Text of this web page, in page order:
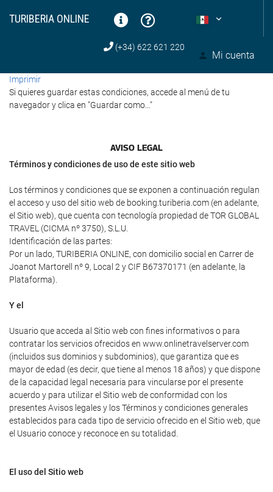
TURIBERIA ONLINE
Mi cuenta
(+34) 622 621 220
Imprimir
Si quieres guardar estas condiciones, accede al menú de tu
navegador y clica en "Guardar como..."
AVISO LEGAL
Términos y condiciones de uso de este sitio web
Los términos y condiciones que se exponen a continuación regulan
el acceso y uso del sitio web de booking.turiberia.com (en adelante,
el Sitio web), que cuenta con tecnología propiedad de TOR GLOBAL
TRAVEL (CICMA nº 3750), S.L.U.
Identificación de las partes:
Por un lado, TURIBERIA ONLINE, con domicilio social en Carrer de
Joanot Martorell nº 9, Local 2 y CIF B67370171 (en adelante, la
Plataforma).
Y el
Usuario que acceda al Sitio web con fines informativos o para
contratar los servicios ofrecidos en www.onlinetravelserver.com
(incluidos sus dominios y subdominios), que garantiza que es
mayor de edad (es decir, que tiene al menos 18 años) y que dispone
de la capacidad legal necesaria para vincularse por el presente
acuerdo y para utilizar el Sitio web de conformidad con los
presentes Avisos legales y los Términos y condiciones generales
establecidos para cada tipo de servicio ofrecido en el Sitio web, que
el Usuario conoce y reconoce en su totalidad.
El uso del Sitio web